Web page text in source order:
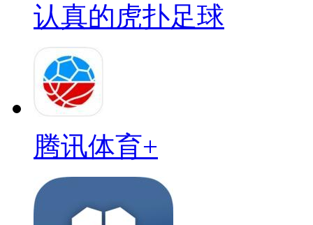
认真的虎扑足球
腾讯体育+